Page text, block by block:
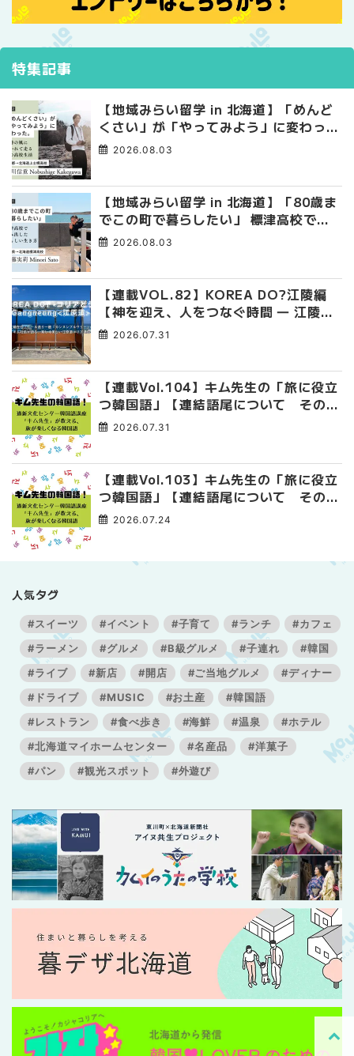
特集記事
【地域みらい留学 in 北海道】「めんど
くさい」が「やってみよう」に変わっ
た。 十勝の風に吹かれて走る、僕の泥
2026.08.03
【地域みらい留学 in 北海道】「80歳ま
でこの町で暮らしたい」 標津高校で踏
み出した、私らしい生き方
2026.08.03
【連載VOL.82】KOREA DO?江陵編
【神を迎え、人をつなぐ時間 ― 江陵端
午祭 】
2026.07.31
【連載Vol.104】キム先生の「旅に役立
つ韓国語」【連結語尾について その
4】2026.07.31
【連載Vol.103】キム先生の「旅に役立
つ韓国語」【連結語尾について その
3】2026.07.24
人気タグ
#スイーツ #イベント #子育て #ランチ
#カフェ
#ラーメン
#グルメ #B級グルメ #子連れ
#韓国
#ライブ
#新店 #開店 #ご当地グルメ
#ディナー
#ドライブ
#MUSIC #お土産
#韓国語
#レストラン
#食べ歩き #海鮮 #温泉
#ホテル
#北海道マイホームセンター
#名産品
#洋菓子
#パン
#観光スポット #外遊び